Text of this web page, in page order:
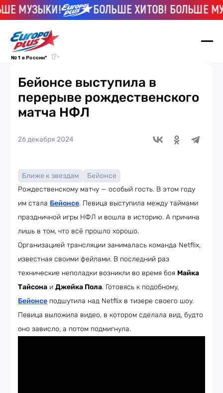
МУЗЫКИ! БОЛЬШЕ ХИТОВ! БОЛЬШЕ
№ 1 в России*
Бейонсе выступила в
перерыве рождественского
матча НФЛ
26 декабря 2024
Ближе к звездам
Бейонсе
Рождественскому матчу — особый гость. В этом году
им стала Бейонсе. Певица выступила между таймами
праздничной игры НФЛ и вошла в историю. А причина
лишь в том, что всё прошло хорошо.
Организацией трансляции занималась команда Netflix,
известная своими фейлами. В последний раз
технические неполадки возникли во время боя Майка
Тайсона и Джейка Пола. Готовясь к подобному,
Бейонсе подшутила над Netflix в тизере своего шоу.
Певица выложила видео, в котором сделала вид, будто
оно зависло, а потом подмигнула.